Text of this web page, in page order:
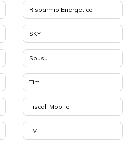
Risparmio Energetico
SKY
Spusu
Tim
Tiscali Mobile
TV